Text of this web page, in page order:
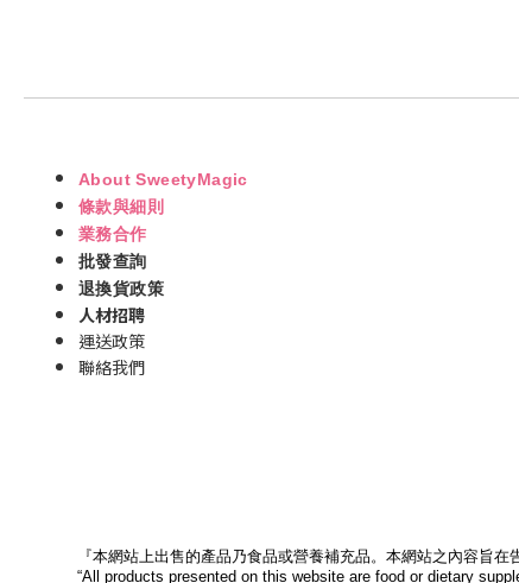
About SweetyMagic
條款與細則
業務合作
批發查詢
退換貨政策
人材招聘
運送政策
聯絡我們
『本網站上出售的產品乃食品或營養補充品。本網站之內容旨
“All products presented on this website are food or dietary